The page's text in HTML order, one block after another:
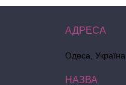
Одеса, Україна